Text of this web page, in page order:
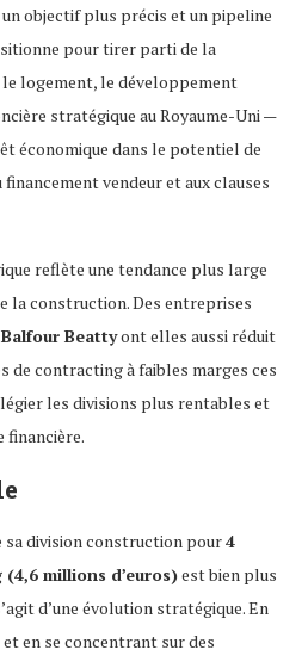
objectif plus précis et un pipeline
pour tirer parti de la
logement, le développement
stratégique au Royaume-Uni —
économique dans le potentiel de
vendeur et aux clauses
reflète une tendance plus large
la construction. Des entreprises
Balfour Beattyont elles aussi réduit
de contracting à faibles marges ces
les divisions plus rentables et
financière.
division construction pour4
millions d’euros)est bien plus
d’une évolution stratégique. En
en se concentrant sur des